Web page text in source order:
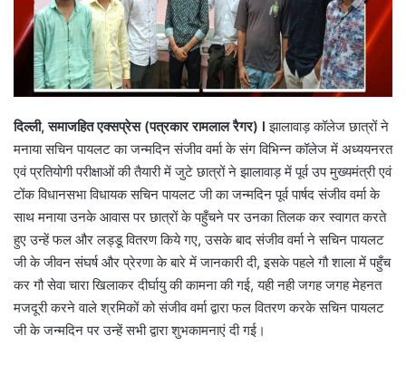
दिल्ली, समाजहित एक्सप्रेस (पत्रकार रामलाल रैगर) l झालावाड़ कॉलेज छात्रों ने
मनाया सचिन पायलट का जन्मदिन संजीव वर्मा के संग विभिन्न कॉलेज में अध्ययनरत
एवं प्रतियोगी परीक्षाओं की तैयारी में जुटे छात्रों ने झालावाड़ में पूर्व उप मुख्यमंत्री एवं
टोंक विधानसभा विधायक सचिन पायलट जी का जन्मदिन पूर्व पार्षद संजीव वर्मा के
साथ मनाया उनके आवास पर छात्रों के पहुँचने पर उनका तिलक कर स्वागत करते
हुए उन्हें फल और लड्डू वितरण किये गए, उसके बाद संजीव वर्मा ने सचिन पायलट
जी के जीवन संघर्ष और प्रेरणा के बारे में जानकारी दी, इसके पहले गौ शाला में पहुँच
कर गौ सेवा चारा खिलाकर दीर्घायु की कामना की गई, यही नही जगह जगह मेहनत
मजदूरी करने वाले श्रमिकों को संजीव वर्मा द्वारा फल वितरण करके सचिन पायलट
जी के जन्मदिन पर उन्हें सभी द्वारा शुभकामनाएं दी गई।